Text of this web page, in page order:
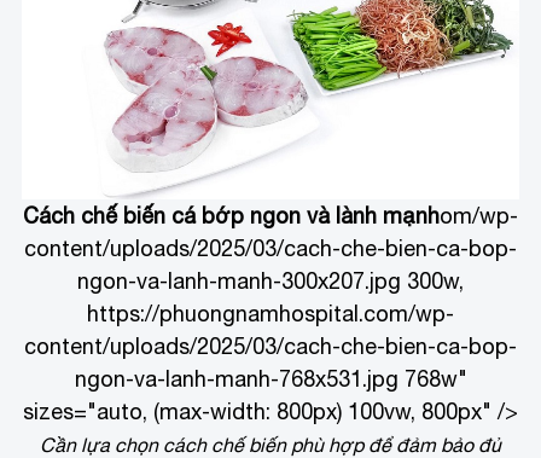
Cách chế biến cá bớp ngon và lành mạnhom/wp-
content/uploads/2025/03/cach-che-bien-ca-bop-
ngon-va-lanh-manh-300x207.jpg 300w,
https://phuongnamhospital.com/wp-
content/uploads/2025/03/cach-che-bien-ca-bop-
ngon-va-lanh-manh-768x531.jpg 768w"
sizes="auto, (max-width: 800px) 100vw, 800px" />
Cần lựa chọn cách chế biến phù hợp để đảm bảo đủ